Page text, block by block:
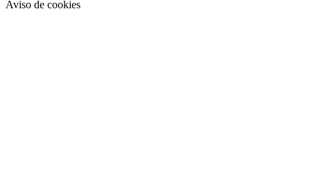
Aviso de cookies